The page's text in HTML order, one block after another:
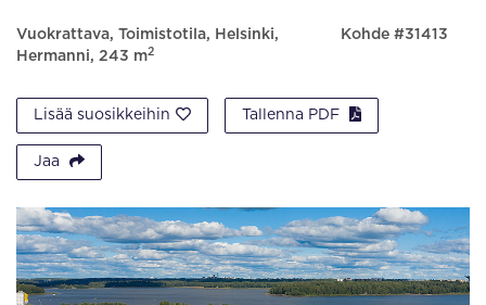
Vuokrattava, Toimistotila, Helsinki,
Hermanni, 243 m2
Kohde #31413
Lisää suosikkeihin Tallenna PDF
Jaa